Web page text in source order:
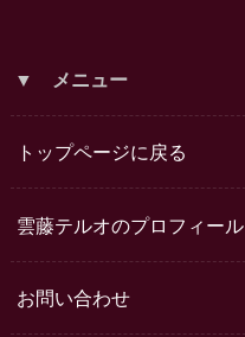
▼ メニュー
トップページに戻る
雲藤テルオのプロフィール
お問い合わせ